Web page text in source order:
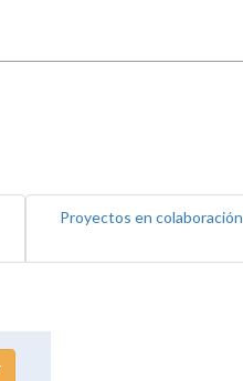
Proyectos en colaboración